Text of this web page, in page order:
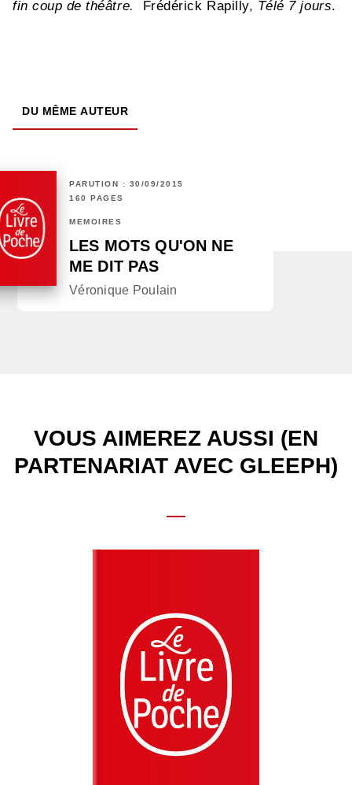
fin coup de théâtre.
Frédérick Rapilly, Télé 7 jours.
DU MÊME AUTEUR
PARUTION : 30/09/2015
160 PAGES
MÉMOIRES
LES MOTS QU'ON NE
ME DIT PAS
Véronique Poulain
VOUS AIMEREZ AUSSI (EN
PARTENARIAT AVEC GLEEPH)